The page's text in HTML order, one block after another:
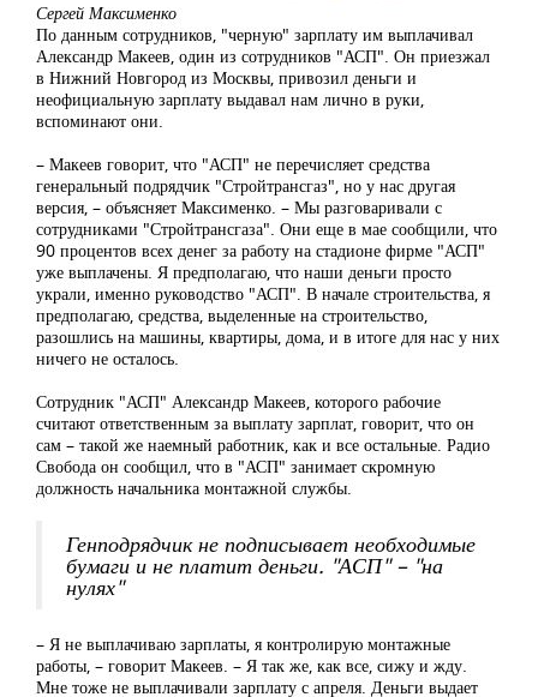
Сергей Максименко
По данным сотрудников, "черную" зарплату им выплачивал
Александр Макеев, один из сотрудников "АСП". Он приезжал
в Нижний Новгород из Москвы, привозил деньги и
неофициальную зарплату выдавал нам лично в руки,
вспоминают они.
– Макеев говорит, что "АСП" не перечисляет средства
генеральный подрядчик "Стройтрансгаз", но у нас другая
версия, – объясняет Максименко. – Мы разговаривали с
сотрудниками "Стройтрансгаза". Они еще в мае сообщили, что
90 процентов всех денег за работу на стадионе фирме "АСП"
уже выплачены. Я предполагаю, что наши деньги просто
украли, именно руководство "АСП". В начале строительства, я
предполагаю, средства, выделенные на строительство,
разошлись на машины, квартиры, дома, и в итоге для нас у них
ничего не осталось.
Сотрудник "АСП" Александр Макеев, которого рабочие
считают ответственным за выплату зарплат, говорит, что он
сам – такой же наемный работник, как и все остальные. Радио
Свобода он сообщил, что в "АСП" занимает скромную
должность начальника монтажной службы.
Генподрядчик не подписывает необходимые
бумаги и не платит деньги. "АСП" – "на
нулях"
– Я не выплачиваю зарплаты, я контролирую монтажные
работы, – говорит Макеев. – Я так же, как все, сижу и жду.
Мне тоже не выплачивали зарплату с апреля. Деньги выдает